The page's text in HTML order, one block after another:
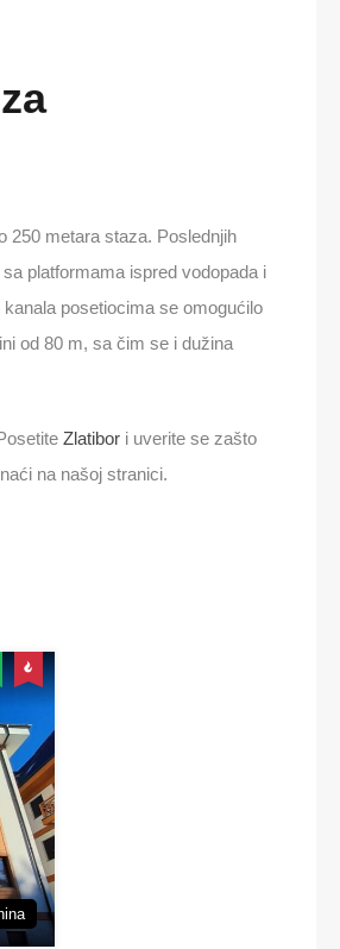
250 metara staza. Poslednjih
platformama ispred vodopada i
posetiocima se omogućilo
od 80 m, sa čim se i dužina
Zlatibor i uverite se zašto
na našoj stranici.